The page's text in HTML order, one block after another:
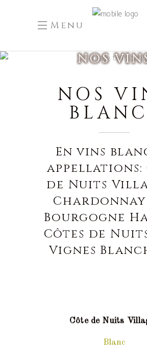
Menu
NOS
NOS
En vins
appellations:
de Nuits
Chardonnay
Bourgogne
Côtes de Nuits
Vignes
Côte de Nuits
Blanc